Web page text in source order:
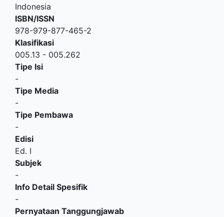
Indonesia
ISBN/ISSN
978-979-877-465-2
Klasifikasi
005.13 - 005.262
Tipe Isi
-
Tipe Media
-
Tipe Pembawa
-
Edisi
Ed. I
Subjek
-
Info Detail Spesifik
-
Pernyataan Tanggungjawab